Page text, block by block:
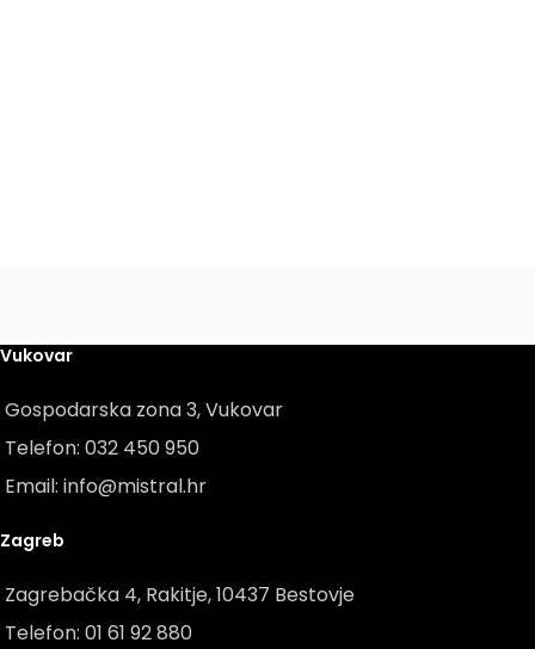
Vukovar
Gospodarska zona 3, Vukovar
Telefon: 032 450 950
Email: info@mistral.hr
Zagreb
Zagrebačka 4, Rakitje, 10437 Bestovje
Telefon: 01 61 92 880